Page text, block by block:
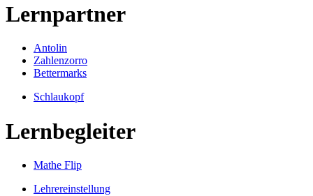
Lernpartner
Antolin
Zahlenzorro
Bettermarks
Schlaukopf
Lernbegleiter
Mathe Flip
Lehrereinstellung